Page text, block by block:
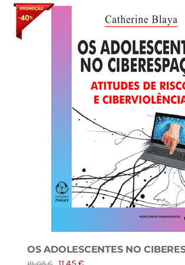
OS ADOLESCENTES NO
O
O